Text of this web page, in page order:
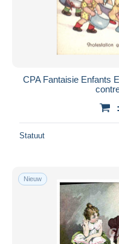
CPA Fantaisie Enfants
Statuut
Nieuw